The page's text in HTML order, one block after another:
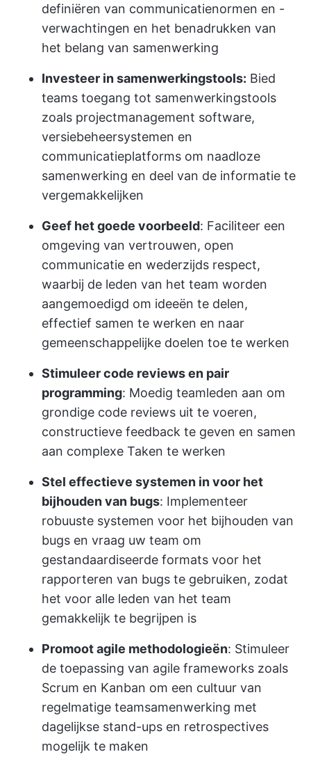
definiëren van communicatienormen en -
verwachtingen en het benadrukken van
het belang van samenwerking
Investeer in samenwerkingstools: Bied
teams toegang tot samenwerkingstools
zoals projectmanagement software,
versiebeheersystemen en
communicatieplatforms om naadloze
samenwerking en deel van de informatie te
vergemakkelijken
Geef het goede voorbeeld: Faciliteer een
omgeving van vertrouwen, open
communicatie en wederzijds respect,
waarbij de leden van het team worden
aangemoedigd om ideeën te delen,
effectief samen te werken en naar
gemeenschappelijke doelen toe te werken
Stimuleer code reviews en pair
programming: Moedig teamleden aan om
grondige code reviews uit te voeren,
constructieve feedback te geven en samen
aan complexe Taken te werken
Stel effectieve systemen in voor het
bijhouden van bugs: Implementeer
robuuste systemen voor het bijhouden van
bugs en vraag uw team om
gestandaardiseerde formats voor het
rapporteren van bugs te gebruiken, zodat
het voor alle leden van het team
gemakkelijk te begrijpen is
Promoot agile methodologieën: Stimuleer
de toepassing van agile frameworks zoals
Scrum en Kanban om een cultuur van
regelmatige teamsamenwerking met
dagelijkse stand-ups en retrospectives
mogelijk te maken